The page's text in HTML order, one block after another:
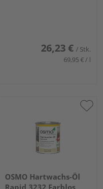
26,23 € / Stk.
69,95 € / l
OSMO Hartwachs-Öl
Rapid 3232 Farblos